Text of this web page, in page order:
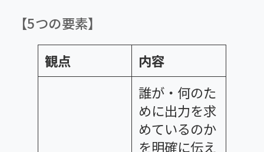
【5つの要素】
観点
内容
誰が・何のた
めに出力を求
めているのか
を明確に伝え